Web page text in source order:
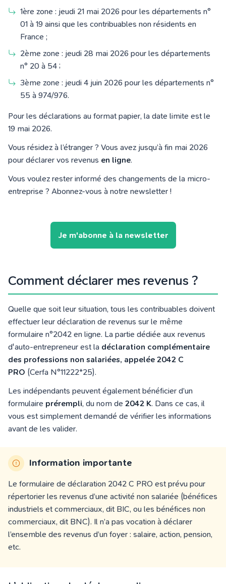
1ère zone : jeudi 21 mai 2026 pour les départements n°
01 à 19 ainsi que les contribuables non résidents en
France ;
2ème zone : jeudi 28 mai 2026 pour les départements
n° 20 à 54 ;
3ème zone : jeudi 4 juin 2026 pour les départements n°
55 à 974/976.
Pour les déclarations au format papier, la date limite est le
19 mai 2026.
Vous résidez à l’étranger ? Vous avez jusqu’à fin mai 2026
pour déclarer vos revenus en ligne.
Vous voulez rester informé des changements de la micro-
entreprise ? Abonnez-vous à notre newsletter !
Je m'abonne à la newsletter
Comment déclarer mes revenus ?
Quelle que soit leur situation, tous les contribuables doivent
effectuer leur déclaration de revenus sur le même
formulaire n°2042 en ligne. La partie dédiée aux revenus
d'auto-entrepreneur est la déclaration complémentaire
des professions non salariées, appelée 2042 C
PRO (Cerfa N°11222*25).
Les indépendants peuvent également bénéficier d’un
formulaire prérempli, du nom de 2042 K. Dans ce cas, il
vous est simplement demandé de vérifier les informations
avant de les valider.
Information importante
Le formulaire de déclaration 2042 C PRO est prévu pour
répertorier les revenus d’une activité non salariée (bénéfices
industriels et commerciaux, dit BIC, ou les bénéfices non
commerciaux, dit BNC). Il n’a pas vocation à déclarer
l’ensemble des revenus d’un foyer : salaire, action, pension,
etc.